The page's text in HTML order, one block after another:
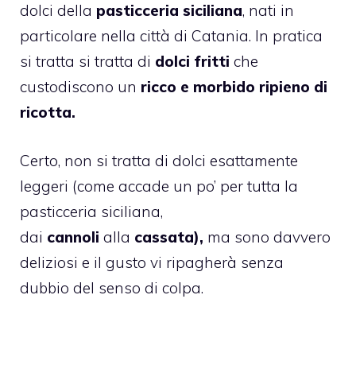
dolci della pasticceria siciliana, nati in
particolare nella città di Catania. In pratica
si tratta si tratta di dolci fritti che
custodiscono un ricco e morbido ripieno di
ricotta.
Certo, non si tratta di dolci esattamente
leggeri (come accade un po’ per tutta la
pasticceria siciliana,
dai cannoli alla cassata), ma sono davvero
deliziosi e il gusto vi ripagherà senza
dubbio del senso di colpa.